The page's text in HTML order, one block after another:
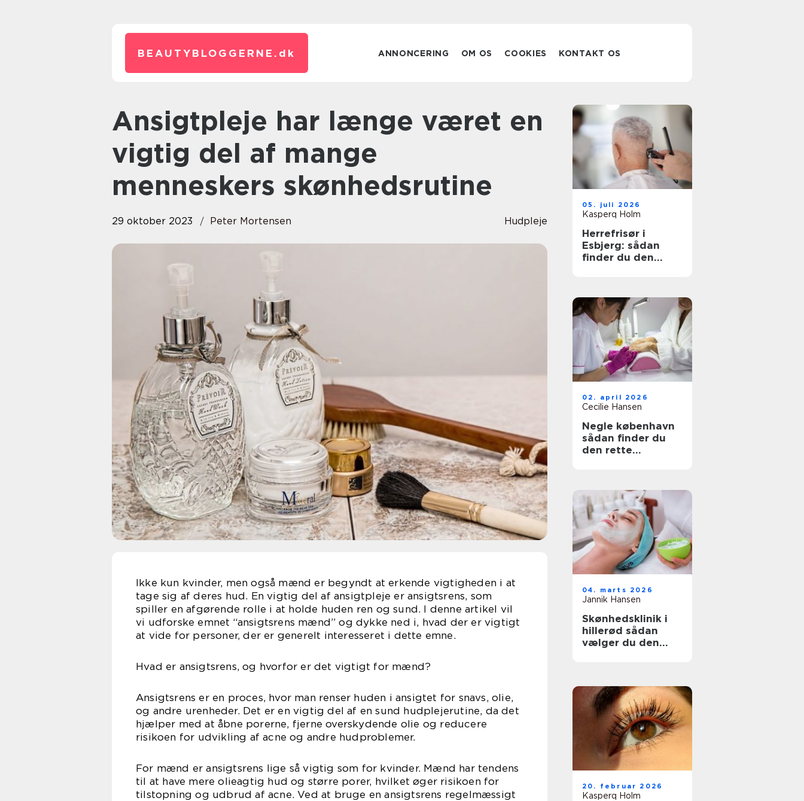
BEAUTYBLOGGERNE. dk ANNONCERING OM OS COOKIES KONTAKT OS
Ansigtpleje har længe været en
vigtig del af mange
menneskers skønhedsrutine
29 oktober 2023 Peter Mortensen Hudpleje
Ikke kun kvinder, men også mænd er begyndt at erkende vigtigheden i at
tage sig af deres hud. En vigtig del af ansigtpleje er ansigtsrens, som
spiller en afgørende rolle i at holde huden ren og sund. I denne artikel vil
vi udforske emnet “ansigtsrens mænd” og dykke ned i, hvad der er vigtigt
at vide for personer, der er generelt interesseret i dette emne.
Hvad er ansigtsrens, og hvorfor er det vigtigt for mænd?
Ansigtsrens er en proces, hvor man renser huden i ansigtet for snavs, olie,
og andre urenheder. Det er en vigtig del af en sund hudplejerutine, da det
hjælper med at åbne porerne, fjerne overskydende olie og reducere
risikoen for udvikling af acne og andre hudproblemer.
For mænd er ansigtsrens lige så vigtig som for kvinder. Mænd har tendens
til at have mere olieagtig hud og større porer, hvilket øger risikoen for
tilstopning og udbrud af acne. Ved at bruge en ansigtsrens regelmæssigt
05. juli 2026
Kasperq Holm
Herrefrisør i
Esbjerg: sådan
finder du den
02. april 2026
Cecilie Hansen
Negle københavn
sådan finder du
den rette
04. marts 2026
Jannik Hansen
Skønhedsklinik i
hillerød sådan
vælger du den
20. februar 2026
Kasperq Holm